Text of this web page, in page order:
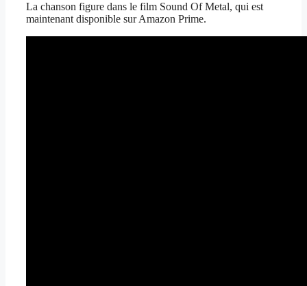
La chanson figure dans le film Sound Of Metal, qui est
maintenant disponible sur Amazon Prime.